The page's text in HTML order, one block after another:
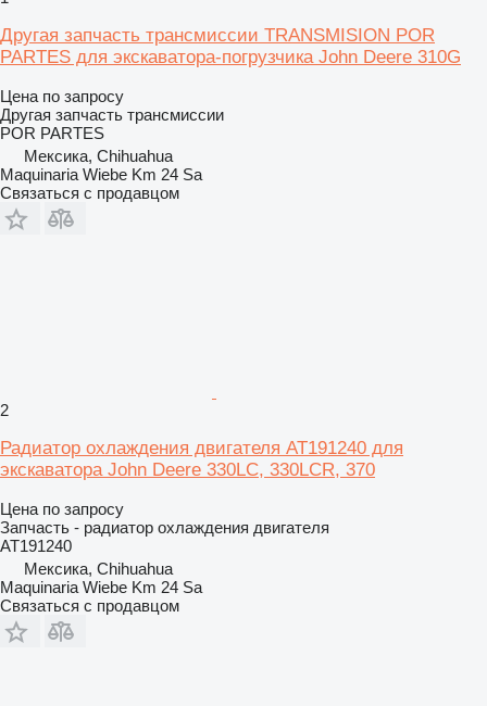
Другая запчасть трансмиссии TRANSMISION POR
PARTES для экскаватора-погрузчика John Deere 310G
Цена по запросу
Другая запчасть трансмиссии
POR PARTES
Мексика, Chihuahua
Maquinaria Wiebe Km 24 Sa
Связаться с продавцом
2
Радиатор охлаждения двигателя AT191240 для
экскаватора John Deere 330LC, 330LCR, 370
Цена по запросу
Запчасть - радиатор охлаждения двигателя
AT191240
Мексика, Chihuahua
Maquinaria Wiebe Km 24 Sa
Связаться с продавцом